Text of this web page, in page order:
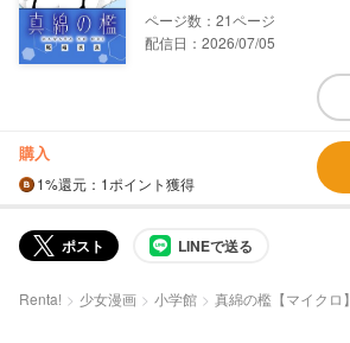
21
配信日：2026/07/05
購入
1%還元 ：1ポイント獲得
ポスト LINEで送る
Renta! 少女漫画 小学館 真綿の檻【マイクロ】